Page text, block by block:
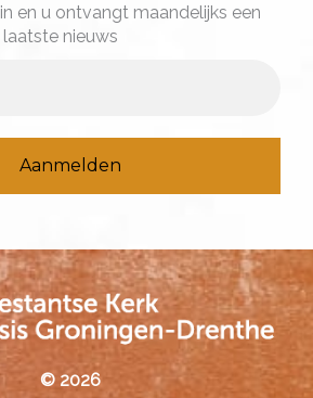
en u ontvangt maandelijks een
nieuws
© 2026